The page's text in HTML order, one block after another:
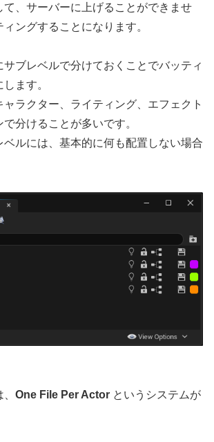
て、サーバーに上げることができませ
ングすることになります。
サブレベルで分けておくことでバッティ
ます。
ラクター、ライティング、エフェクト
分けることが多いです。
ベルには、基本的に何も配置しない場合
One File Per Actor というシステムが